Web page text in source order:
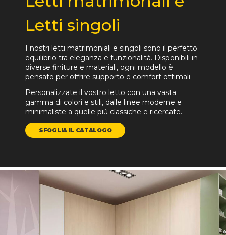
Letti singoli
I nostri letti matrimoniali e singoli sono il perfetto
equilibrio tra eleganza e funzionalità. Disponibili in
diverse finiture e materiali, ogni modello è
pensato per offrire supporto e comfort ottimali.
Personalizzate il vostro letto con una vasta
gamma di colori e stili, dalle linee moderne e
minimaliste a quelle più classiche e ricercate.
SFOGLIA IL CATALOGO